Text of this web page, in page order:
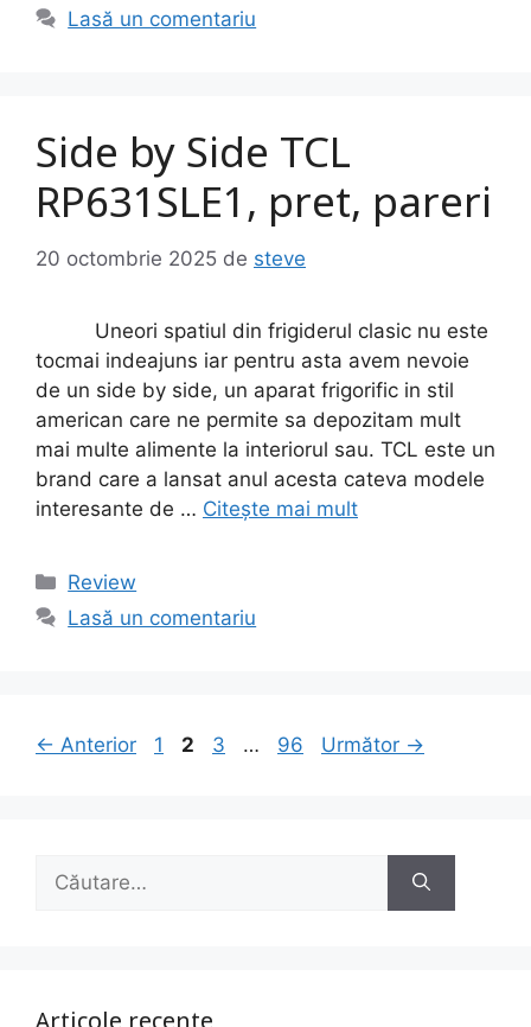
Lasă un comentariu
Side by Side TCL
RP631SLE1, pret, pareri
20 octombrie 2025 de steve
Uneori spatiul din frigiderul clasic nu este
tocmai indeajuns iar pentru asta avem nevoie
de un side by side, un aparat frigorific in stil
american care ne permite sa depozitam mult
mai multe alimente la interiorul sau. TCL este un
brand care a lansat anul acesta cateva modele
interesante de … Citește mai mult
Categorii
Review
Lasă un comentariu
Navigare
← Anterior Pagina
1 Pagina
2 Pagina
3 … Pagina
96 Următor →
Caută